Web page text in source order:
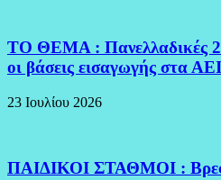
ΤΟ ΘΕΜΑ : Πανελλαδικές
οι βάσεις εισαγωγής στα ΑΕΙ
23 Ιουλίου 2026
ΠΑΙΔΙΚΟΙ ΣΤΑΘΜΟΙ :